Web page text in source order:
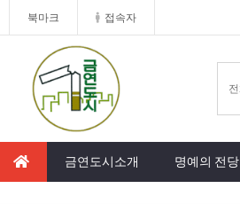
북마크 접속자
금연도시소개 명예의 전당